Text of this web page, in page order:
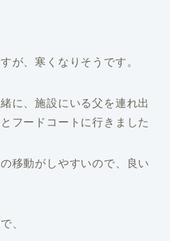
が、寒くなりそうです。
に、施設にいる父を連れ出
フードコートに行きました
移動がしやすいので、良い
、